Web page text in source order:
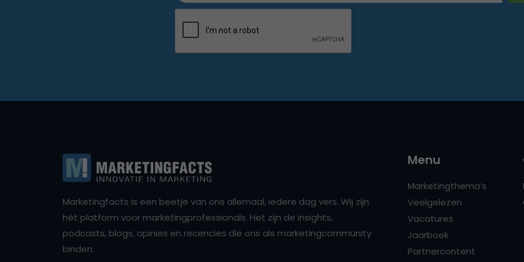
Marketingfacts is een beetje van ons allemaal, iedere dag vers. Wij zijn
hét platform voor marketingprofessionals. Het zijn de insights,
podcasts, blogs, opinies en recencies die ons als marketingcommunity
binden.
Menu
Marketingthema’s
Veelgelezen
Vacatures
Jaarboek
Partnercontent